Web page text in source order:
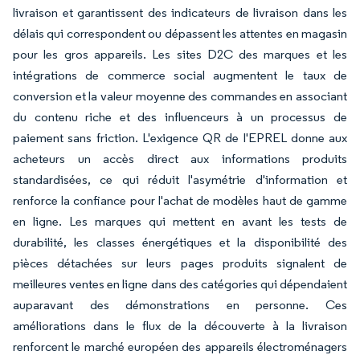
livraison et garantissent des indicateurs de livraison dans les
délais qui correspondent ou dépassent les attentes en magasin
pour les gros appareils. Les sites D2C des marques et les
intégrations de commerce social augmentent le taux de
conversion et la valeur moyenne des commandes en associant
du contenu riche et des influenceurs à un processus de
paiement sans friction. L'exigence QR de l'EPREL donne aux
acheteurs un accès direct aux informations produits
standardisées, ce qui réduit l'asymétrie d'information et
renforce la confiance pour l'achat de modèles haut de gamme
en ligne. Les marques qui mettent en avant les tests de
durabilité, les classes énergétiques et la disponibilité des
pièces détachées sur leurs pages produits signalent de
meilleures ventes en ligne dans des catégories qui dépendaient
auparavant des démonstrations en personne. Ces
améliorations dans le flux de la découverte à la livraison
renforcent le marché européen des appareils électroménagers